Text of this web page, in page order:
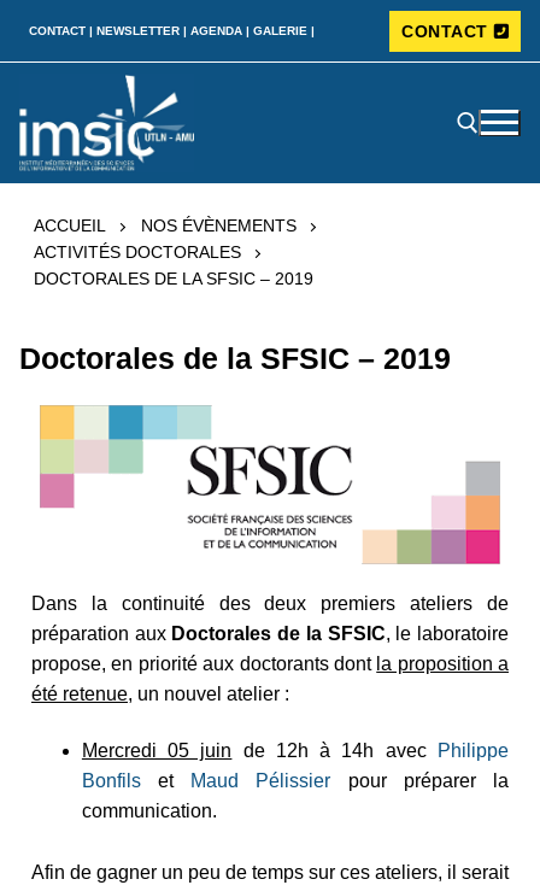
CONTACT | NEWSLETTER | AGENDA | GALERIE | CONTACT
ACCUEIL
NOS ÉVÈNEMENTS
ACTIVITÉS DOCTORALES
DOCTORALES DE LA SFSIC – 2019
Doctorales de la SFSIC – 2019
Dans la continuité des deux premiers ateliers de
préparation aux Doctorales de la SFSIC, le laboratoire
propose, en priorité aux doctorants dont la proposition a
été retenue, un nouvel atelier :
Mercredi 05 juin de 12h à 14h avec
Philippe
Bonfilset Maud Pélissier pour préparer la
communication.
Afin de gagner un peu de temps sur ces ateliers, il serait